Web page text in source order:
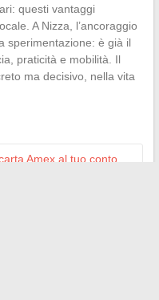
questi vantaggi
A Nizza, l’ancoraggio
sperimentazione: è già il
praticità e mobilità. Il
ma decisivo, nella vita
Amex al tuo conto